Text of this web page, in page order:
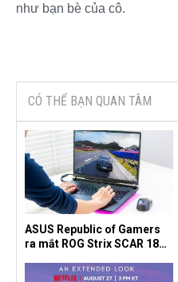
như bạn bè của cô.​
CÓ THỂ BẠN QUAN TÂM
ASUS Republic of Gamers
ra mắt ROG Strix SCAR 18